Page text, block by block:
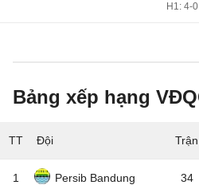
H1: 4-0
Bảng xếp hạng
TT Đội
1 Persib Bandung 34